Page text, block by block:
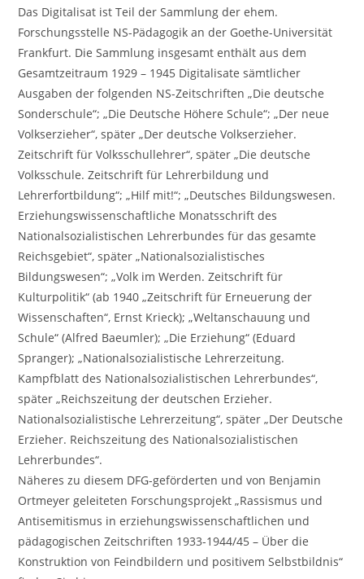
Das Digitalisat ist Teil der Sammlung der ehem.
Forschungsstelle NS-Pädagogik an der Goethe-Universität
Frankfurt. Die Sammlung insgesamt enthält aus dem
Gesamtzeitraum 1929 – 1945 Digitalisate sämtlicher
Ausgaben der folgenden NS-Zeitschriften „Die deutsche
Sonderschule“; „Die Deutsche Höhere Schule“; „Der neue
Volkserzieher“, später „Der deutsche Volkserzieher.
Zeitschrift für Volksschullehrer“, später „Die deutsche
Volksschule. Zeitschrift für Lehrerbildung und
Lehrerfortbildung“; „Hilf mit!“; „Deutsches Bildungswesen.
Erziehungswissenschaftliche Monatsschrift des
Nationalsozialistischen Lehrerbundes für das gesamte
Reichsgebiet“, später „Nationalsozialistisches
Bildungswesen“; „Volk im Werden. Zeitschrift für
Kulturpolitik“ (ab 1940 „Zeitschrift für Erneuerung der
Wissenschaften“, Ernst Krieck); „Weltanschauung und
Schule“ (Alfred Baeumler); „Die Erziehung“ (Eduard
Spranger); „Nationalsozialistische Lehrerzeitung.
Kampfblatt des Nationalsozialistischen Lehrerbundes“,
später „Reichszeitung der deutschen Erzieher.
Nationalsozialistische Lehrerzeitung“, später „Der Deutsche
Erzieher. Reichszeitung des Nationalsozialistischen
Lehrerbundes“.
Näheres zu diesem DFG-geförderten und von Benjamin
Ortmeyer geleiteten Forschungsprojekt „Rassismus und
Antisemitismus in erziehungswissenschaftlichen und
pädagogischen Zeitschriften 1933-1944/45 – Über die
Konstruktion von Feindbildern und positivem Selbstbildnis“